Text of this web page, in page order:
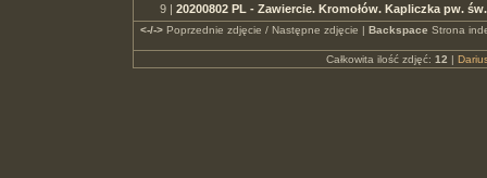
9 | 20200802 PL - Zawiercie. Kromołów. Kapliczka pw.
<-/->Poprzednie zdjęcie / Następne zdjęcie | Backspace Strona
Całkowita ilość zdjęć: 12 |